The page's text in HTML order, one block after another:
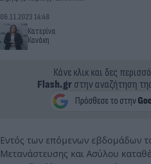
Κατερίνα
Κανάκη
06.11.2023 14:48
Κάνε κλικ και δες
Flash.grστην αναζήτηση
Εντός των επόμενων εβδομάδων
Μετανάστευσης και Ασύλου